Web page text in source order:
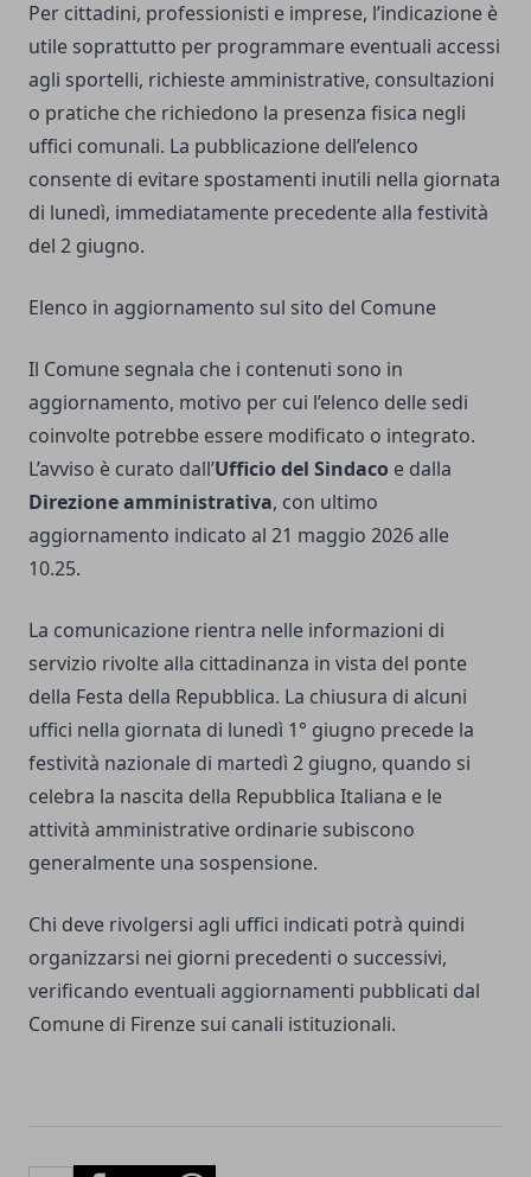
Per cittadini, professionisti e imprese, l’indicazione è
utile soprattutto per programmare eventuali accessi
agli sportelli, richieste amministrative, consultazioni
o pratiche che richiedono la presenza fisica negli
uffici comunali. La pubblicazione dell’elenco
consente di evitare spostamenti inutili nella giornata
di lunedì, immediatamente precedente alla festività
del 2 giugno.
Elenco in aggiornamento sul sito del Comune
Il Comune segnala che i contenuti sono in
aggiornamento, motivo per cui l’elenco delle sedi
coinvolte potrebbe essere modificato o integrato.
L’avviso è curato dall’Ufficio del Sindaco e dalla
Direzione amministrativa, con ultimo
aggiornamento indicato al 21 maggio 2026 alle
10.25.
La comunicazione rientra nelle informazioni di
servizio rivolte alla cittadinanza in vista del ponte
della Festa della Repubblica. La chiusura di alcuni
uffici nella giornata di lunedì 1° giugno precede la
festività nazionale di martedì 2 giugno, quando si
celebra la nascita della Repubblica Italiana e le
attività amministrative ordinarie subiscono
generalmente una sospensione.
Chi deve rivolgersi agli uffici indicati potrà quindi
organizzarsi nei giorni precedenti o successivi,
verificando eventuali aggiornamenti pubblicati dal
Comune di Firenze sui canali istituzionali.